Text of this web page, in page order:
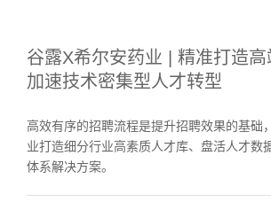
谷露X希尔安药业 | 精准打造高
加速技术密集型人才转型
高效有序的招聘流程是提升招聘效果的基础
业打造细分行业高素质人才库、盘活人才数
体系解决方案。